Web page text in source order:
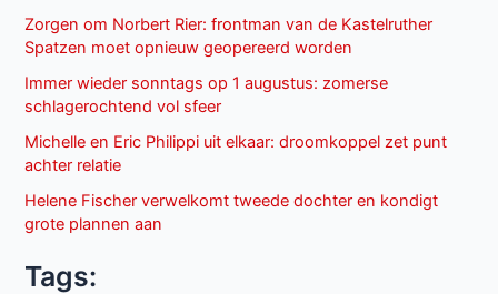
Zorgen om Norbert Rier: frontman van de Kastelruther
Spatzen moet opnieuw geopereerd worden
Immer wieder sonntags op 1 augustus: zomerse
schlagerochtend vol sfeer
Michelle en Eric Philippi uit elkaar: droomkoppel zet punt
achter relatie
Helene Fischer verwelkomt tweede dochter en kondigt
grote plannen aan
Tags: